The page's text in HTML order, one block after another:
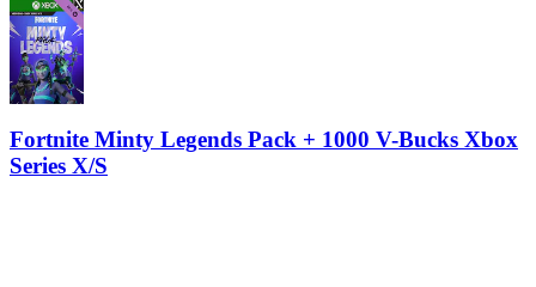
Fortnite Minty Legends Pack + 1000 V-Bucks Xbox
Series X/S